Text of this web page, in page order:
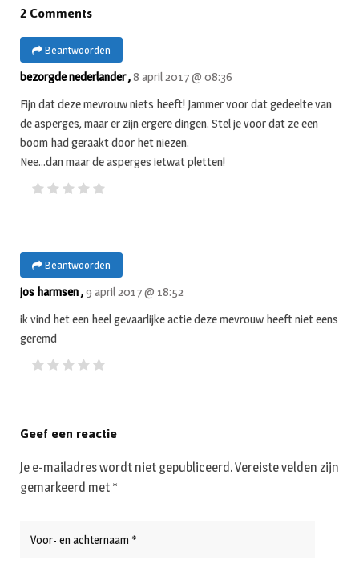
2 Comments
Beantwoorden
bezorgde nederlander ,8 april 2017 @ 08:36
Fijn dat deze mevrouw niets heeft! Jammer voor dat gedeelte van
de asperges, maar er zijn ergere dingen. Stel je voor dat ze een
boom had geraakt door het niezen.
Nee…dan maar de asperges ietwat pletten!
Beantwoorden
jos harmsen ,9 april 2017 @ 18:52
ik vind het een heel gevaarlijke actie deze mevrouw heeft niet eens
geremd
Geef een reactie
Je e-mailadres wordt niet gepubliceerd.Vereiste velden zijn
gemarkeerd met *